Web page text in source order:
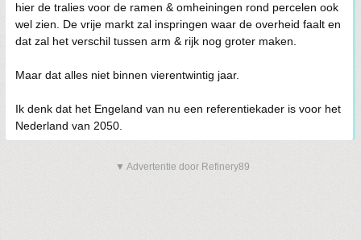
hier de tralies voor de ramen & omheiningen rond percelen ook
wel zien. De vrije markt zal inspringen waar de overheid faalt en
dat zal het verschil tussen arm & rijk nog groter maken.
Maar dat alles niet binnen vierentwintig jaar.
Ik denk dat het Engeland van nu een referentiekader is voor het
Nederland van 2050.
▼ Advertentie door Refinery89